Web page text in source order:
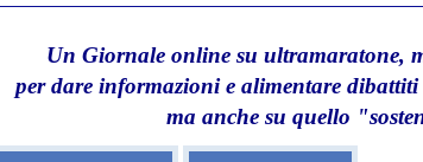
Un Giornale online su ultramaratone,
per dare informazioni e alimentare
ma anche su quello